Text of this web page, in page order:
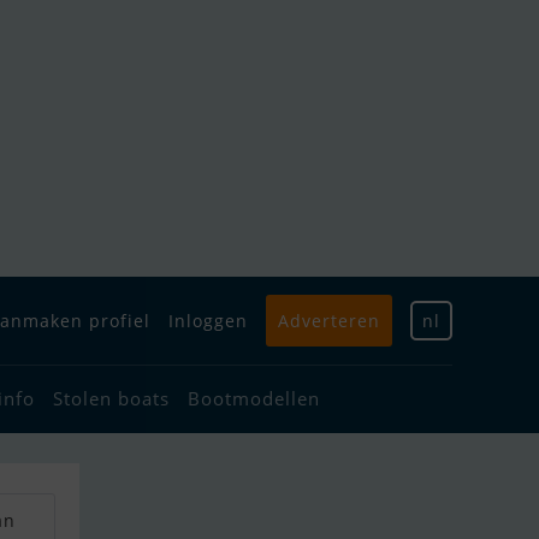
profiel Inloggen Adverteren nl
Stolen boats Bootmodellen